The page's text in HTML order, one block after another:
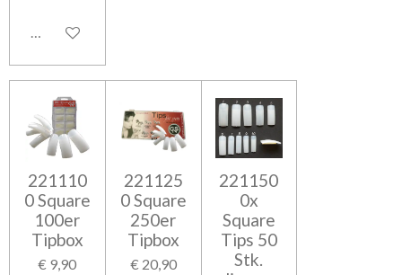
In den Warenkorb
221110
0 Square
100er
Tipbox
€ 9,90
221125
0 Square
250er
Tipbox
€ 20,90
221150
0x
Square
Tips 50
Stk.